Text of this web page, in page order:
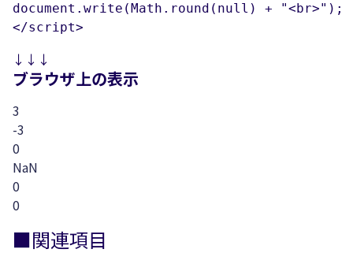
document.write(Math.round(null) + "<br>");	//0
</script>
↓↓↓
ブラウザ上の表示
3
-3
0
NaN
0
0
■関連項目